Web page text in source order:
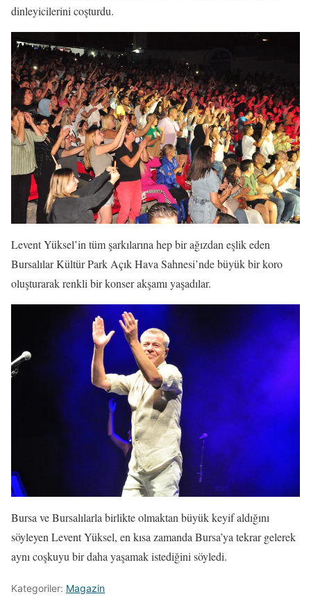
dinleyicilerini coşturdu.
Levent Yüksel’in tüm şarkılarına hep bir ağızdan eşlik eden
Bursalılar Kültür Park Açık Hava Sahnesi’nde büyük bir koro
oluşturarak renkli bir konser akşamı yaşadılar.
Bursa ve Bursalılarla birlikte olmaktan büyük keyif aldığını
söyleyen Levent Yüksel, en kısa zamanda Bursa’ya tekrar gelerek
aynı coşkuyu bir daha yaşamak istediğini söyledi.
Kategoriler: Magazin